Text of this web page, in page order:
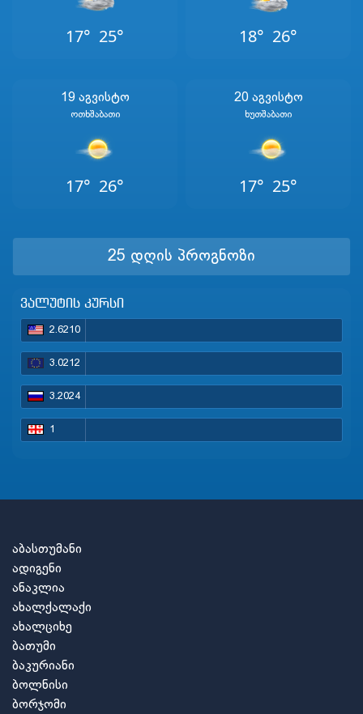
17° 25° 18° 26°
19 Აგვისტო
Ოთხშაბათი
17° 26°
20 Აგვისტო
Ხუთშაბათი
17° 25°
25 დღის პროგნოზი
ვალუტის კურსი
2.6210
3.0212
3.2024
1
აბასთუმანი
ადიგენი
ანაკლია
ახალქალაქი
ახალციხე
ბათუმი
ბაკურიანი
ბოლნისი
ბორჯომი